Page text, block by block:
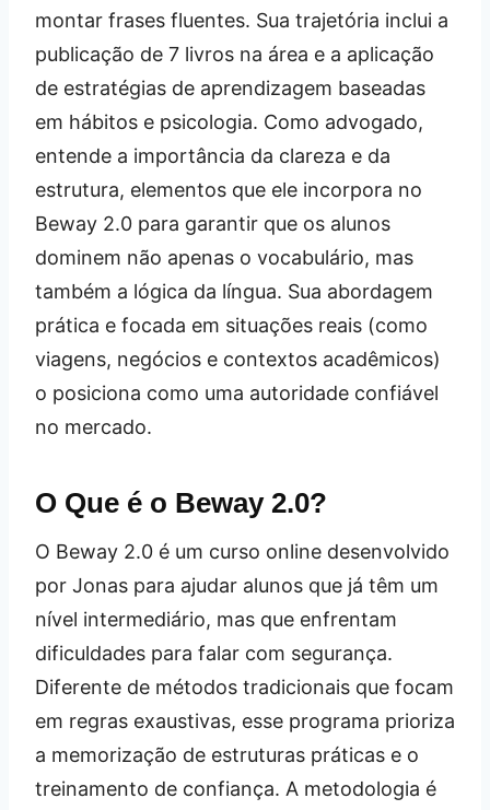
montar frases fluentes. Sua trajetória inclui a
publicação de 7 livros na área e a aplicação
de estratégias de aprendizagem baseadas
em hábitos e psicologia. Como advogado,
entende a importância da clareza e da
estrutura, elementos que ele incorpora no
Beway 2.0 para garantir que os alunos
dominem não apenas o vocabulário, mas
também a lógica da língua. Sua abordagem
prática e focada em situações reais (como
viagens, negócios e contextos acadêmicos)
o posiciona como uma autoridade confiável
no mercado.
O Que é o Beway 2.0?
O Beway 2.0 é um curso online desenvolvido
por Jonas para ajudar alunos que já têm um
nível intermediário, mas que enfrentam
dificuldades para falar com segurança.
Diferente de métodos tradicionais que focam
em regras exaustivas, esse programa prioriza
a memorização de estruturas práticas e o
treinamento de confiança. A metodologia é